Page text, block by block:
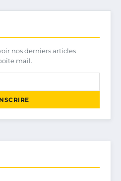
nos derniers articles
mail.